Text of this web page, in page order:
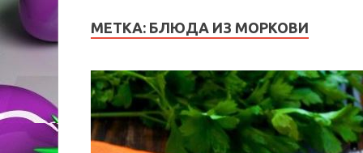
МЕТКА: БЛЮДА ИЗ МОРКОВИ